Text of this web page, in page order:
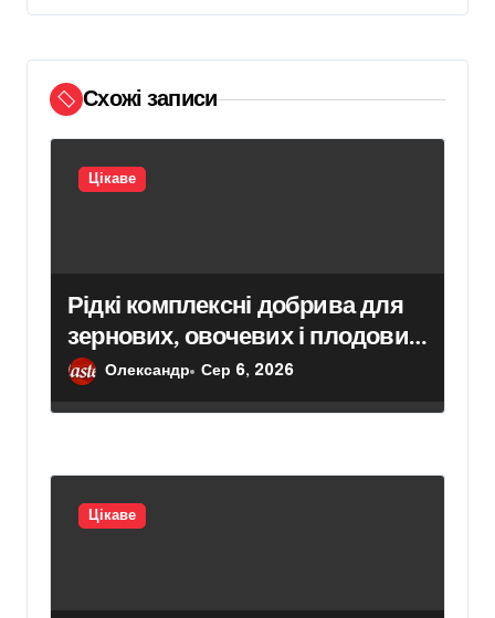
а
п
и
с
в
Схожі записи
Цікаве
Рідкі комплексні добрива для
зернових, овочевих і плодових
культур: особливості вибору
Олександр Сер 6, 2026
Цікаве